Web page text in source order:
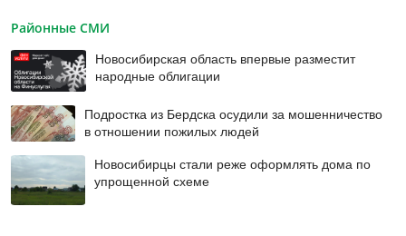
Районные СМИ
Новосибирская область впервые разместит
народные облигации
Подростка из Бердска осудили за мошенничество
в отношении пожилых людей
Новосибирцы стали реже оформлять дома по
упрощенной схеме